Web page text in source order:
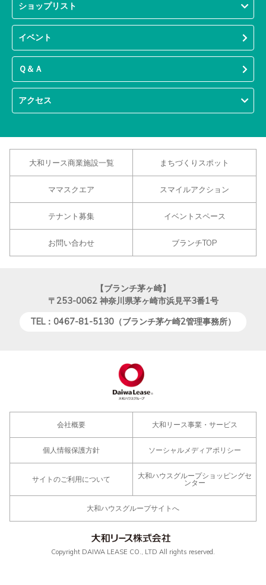
ショップリスト
イベント
Ｑ＆Ａ
アクセス
大和リース商業施設一覧 まちづくりスポット
ママスクエア スマイルアクション
テナント募集 イベントスペース
お問い合わせ ブランチTOP
【ブランチ茅ヶ崎】
〒253-0062 神奈川県茅ヶ崎市浜見平3番1号
TEL：0467-81-5130（ブランチ茅ケ崎2管理事務所）
会社概要 大和リース事業・サービス
個人情報保護方針 ソーシャルメディアポリシー
サイトのご利用について
大和ハウスグループショッピングセ
ンター
大和ハウスグループサイトへ
Copyright DAIWA LEASE CO., LTD All rights reserved.